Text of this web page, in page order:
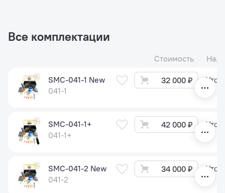
Все комплектации
Стоимость
SMC-041-1 New
041-1
32 000 ₽
SMC-041-1+
041-1+
42 000 ₽
SMC-041-2 New
041-2
34 000 ₽